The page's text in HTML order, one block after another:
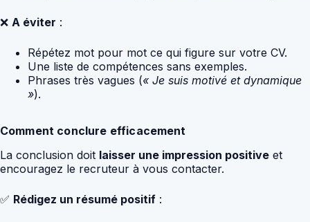
❌ A éviter :
Répétez mot pour mot ce qui figure sur votre CV.
Une liste de compétences sans exemples.
Phrases très vagues (« Je suis motivé et dynamique
»).
Comment conclure efficacement
La conclusion doit laisser une impression positive et
encouragez le recruteur à vous contacter.
✅ Rédigez un résumé positif :